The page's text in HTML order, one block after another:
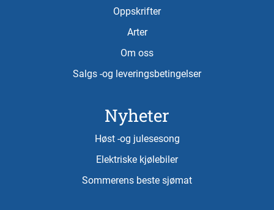
Oppskrifter
Arter
Om oss
Salgs -og leveringsbetingelser
Nyheter
Høst -og julesesong
Elektriske kjølebiler
Sommerens beste sjømat